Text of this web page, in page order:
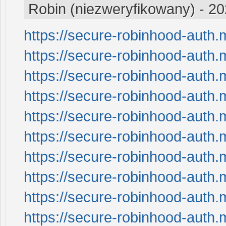
Robin (niezweryfikowany) -
https://secure-robinhood-
https://secure-robinhood-
https://secure-robinhood-
https://secure-robinhood-
https://secure-robinhood-
https://secure-robinhood-
https://secure-robinhood-
https://secure-robinhood-
https://secure-robinhood-
https://secure-robinhood-